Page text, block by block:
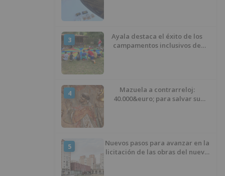
3
Ayala destaca el éxito de los
campamentos inclusivos de
4
Mazuela a contrarreloj:
40.000&euro; para salvar su
5
Nuevos pasos para avanzar en la
licitación de las obras del nuevo